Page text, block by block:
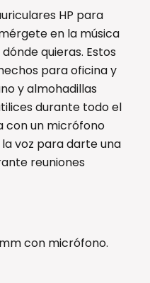
HP para
en la música
quieras. Estos
para oficina y
y almohadillas
durante todo el
con un micrófono
voz para darte una
reuniones
con micrófono.